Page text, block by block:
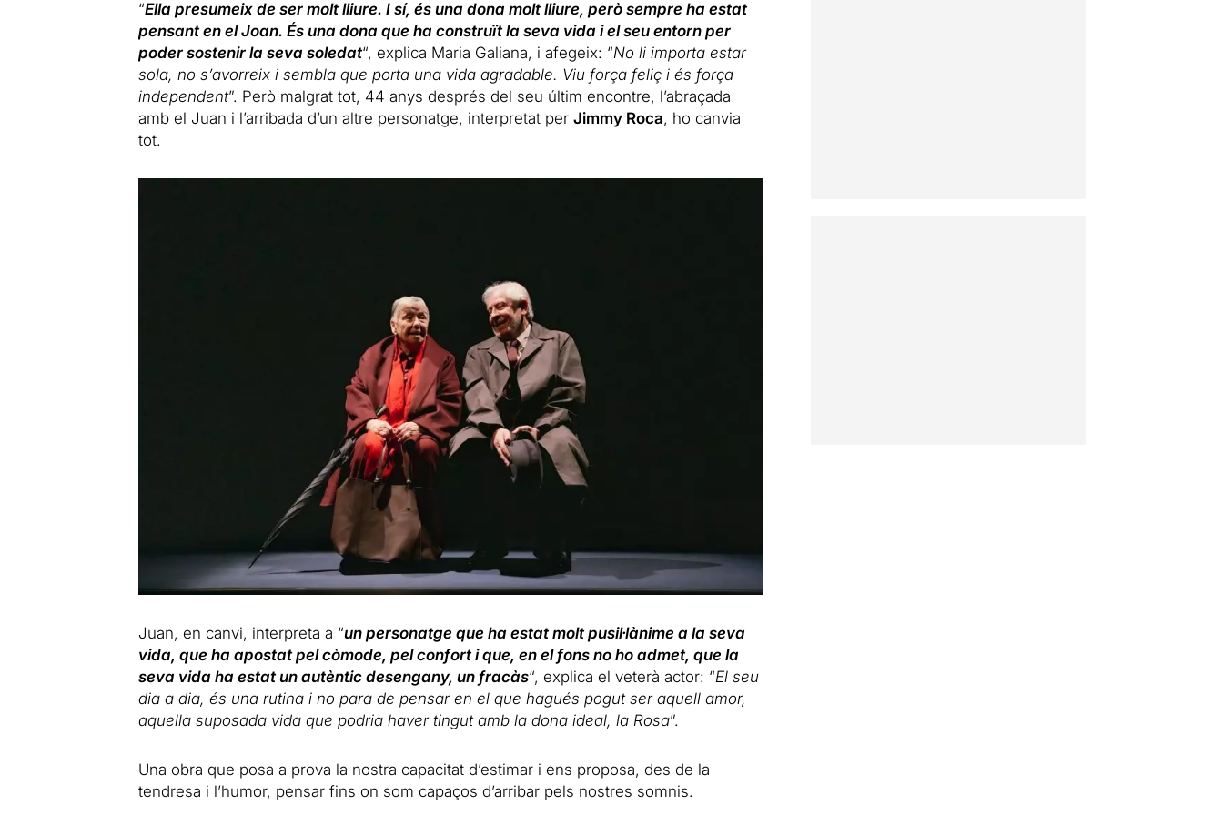
“Ella presumeix de ser molt lliure. I sí, és una dona molt lliure, però sempre ha estat
pensant en el Joan. És una dona que ha construït la seva vida i el seu entorn per
poder sostenir la seva soledat“, explica Maria Galiana, i afegeix: “No li importa estar
sola, no s’avorreix i sembla que porta una vida agradable. Viu força feliç i és força
independent”. Però malgrat tot, 44 anys després del seu últim encontre, l’abraçada
amb el Juan i l’arribada d’un altre personatge, interpretat per Jimmy Roca, ho canvia
tot.
Juan, en canvi, interpreta a “un personatge que ha estat molt pusil·lànime a la seva
vida, que ha apostat pel còmode, pel confort i que, en el fons no ho admet, que la
seva vida ha estat un autèntic desengany, un fracàs“, explica el veterà actor: “El seu
dia a dia, és una rutina i no para de pensar en el que hagués pogut ser aquell amor,
aquella suposada vida que podria haver tingut amb la dona ideal, la Rosa”.
Una obra que posa a prova la nostra capacitat d’estimar i ens proposa, des de la
tendresa i l’humor, pensar fins on som capaços d’arribar pels nostres somnis.